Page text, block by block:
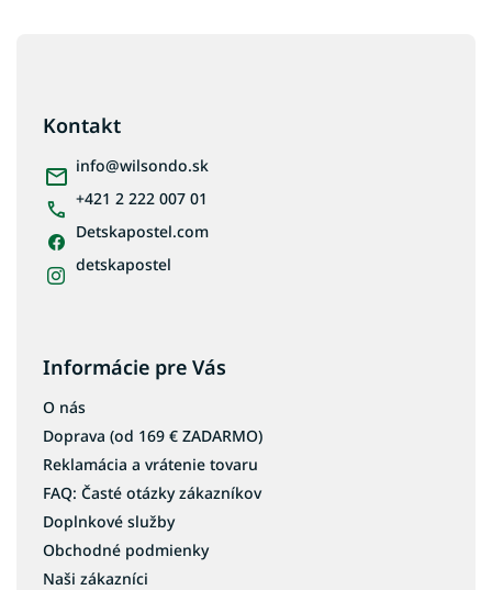
Kontakt
info@wilsondo.sk
+421 2 222 007 01
Detskapostel.com
detskapostel
Informácie pre Vás
O nás
Doprava (od 169 € ZADARMO)
Reklamácia a vrátenie tovaru
FAQ: Časté otázky zákazníkov
Doplnkové služby
Obchodné podmienky
Naši zákazníci